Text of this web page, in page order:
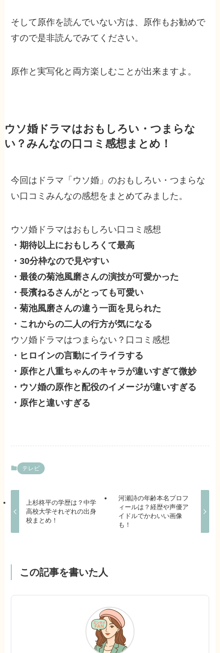
そして原作を読んでいない方は、原作もお勧めで
すので是非読んでみてください。
原作と実写化と両方楽しむことが出来ますよ。
ウソ婚ドラマはおもしろい・つまらな
い？みんなの口コミ感想まとめ！
今回はドラマ「ウソ婚」のおもしろい・つまらな
い口コミみんなの感想をまとめてみました。
ウソ婚ドラマはおもしろい口コミ感想
・期待以上におもしろくて最高
・30分枠なので見やすい
・最後の菊池風磨さんの演技が可愛かった
・長濱ねるさんがとっても可愛い
・菊池風磨さんの違う一面を見られた
・これからの二人の行方が気になる
ウソ婚ドラマはつまらない？口コミ感想
・ヒロインの言動にイライラする
・原作と八重ちゃんのキャラが違いすぎて微妙
・ウソ婚の原作と配役のイメージが違いすぎる
・原作と違いすぎる
テレビ
上杉柊平の学歴は？中学
高校大学それぞれの出身
校まとめ！
河瀬詩の年齢本名プロフ
ィールは？経歴や声優ア
イドルでかわいい画像
も！
この記事を書いた人